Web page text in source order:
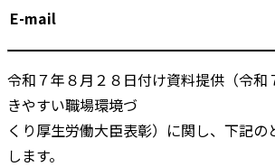
E-mail
令和７年８月２８日付け資料提供（令和
きやすい職場環境づ
くり厚生労働大臣表彰）に関し、下記
します。